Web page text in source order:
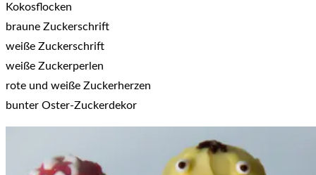
Kokosflocken
braune Zuckerschrift
weiße Zuckerschrift
weiße Zuckerperlen
rote und weiße Zuckerherzen
bunter Oster-Zuckerdekor